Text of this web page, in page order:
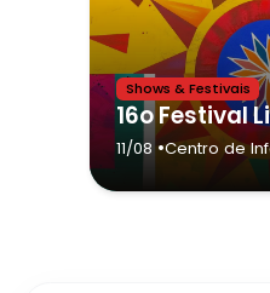
Shows & Festivais
11/08 •Centro de
e Turísticas
Alfagali"-